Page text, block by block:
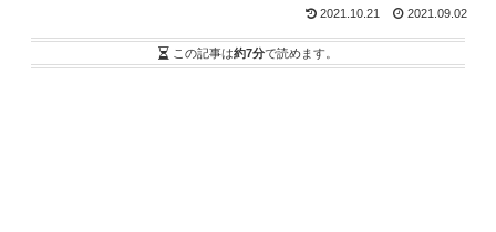
2021.10.21 2021.09.02
この記事は約7分で読めます。